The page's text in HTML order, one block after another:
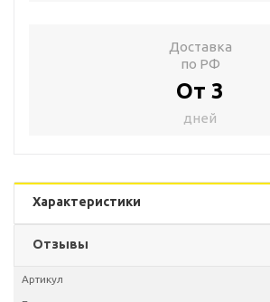
Доставка
по РФ
От 3
дней
Характеристики
Отзывы